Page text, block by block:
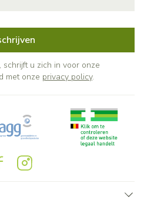
u zich in voor onze
met onze privacy policy.